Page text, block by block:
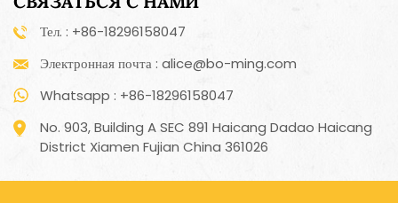
Тел. : +86-18296158047
Электронная почта : alice@bo-ming.com
Whatsapp : +86-18296158047
No. 903, Building A SEC 891 Haicang Dadao Haicang
District Xiamen Fujian China 361026